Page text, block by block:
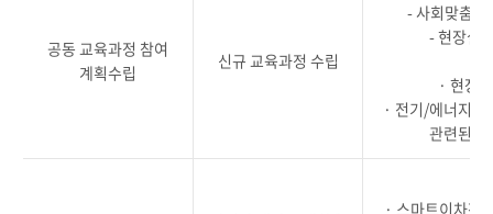
공동 교육과정 참여
계획수립
신규 교육과정 수립
- 사회맞춤
- 현장실
· 현장
· 전기/에너지
관련된
· 스마트이차전